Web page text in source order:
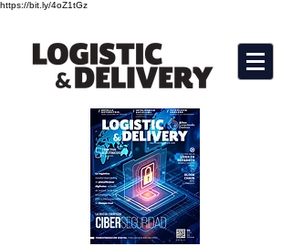
https://bit.ly/4oZ1tGz